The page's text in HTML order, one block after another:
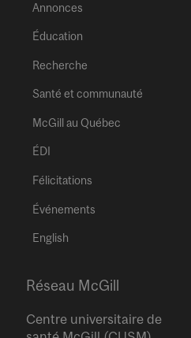
Annonces
Éducation
Recherche
Santé et communauté
McGill au Québec
ÉDI
Félicitations
Événements
English
Réseau McGill
Centre universitaire de